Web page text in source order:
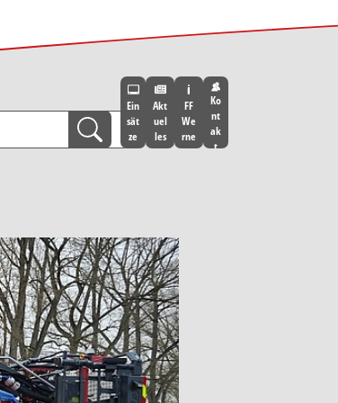
Ein
sät
ze
Akt
uel
les
FF
We
rne
Ko
nt
ak
t